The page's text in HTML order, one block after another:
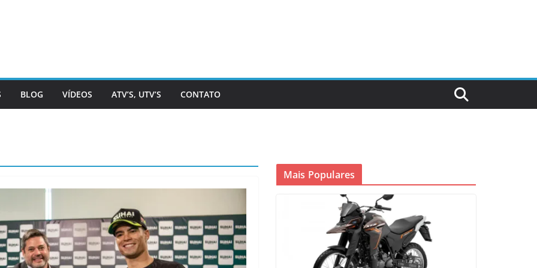
BLOG VÍDEOS ATV’S, UTV’S CONTATO
Mais Populares